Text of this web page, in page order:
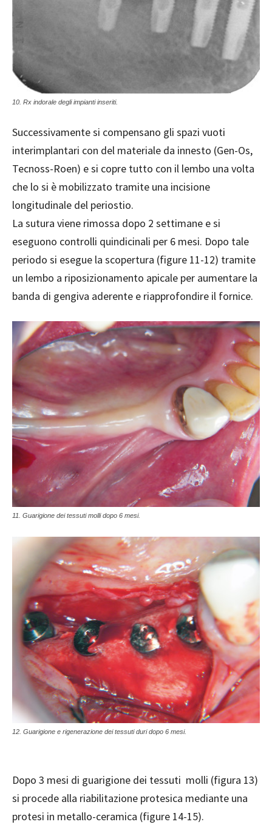
10. Rx indorale degli impianti inseriti.
Successivamente si compensano gli spazi vuoti
interimplantari con del materiale da innesto (Gen-Os,
Tecnoss-Roen) e si copre tutto con il lembo una volta
che lo si è mobilizzato tramite una incisione
longitudinale del periostio.
La sutura viene rimossa dopo 2 settimane e si
eseguono controlli quindicinali per 6 mesi. Dopo tale
periodo si esegue la scopertura (figure 11-12) tramite
un lembo a riposizionamento apicale per aumentare la
banda di gengiva aderente e riapprofondire il fornice.
11. Guarigione dei tessuti molli dopo 6 mesi.
12. Guarigione e rigenerazione dei tessuti duri dopo 6 mesi.
Dopo 3 mesi di guarigione dei tessuti molli (figura 13)
si procede alla riabilitazione protesica mediante una
protesi in metallo-ceramica (figure 14-15).